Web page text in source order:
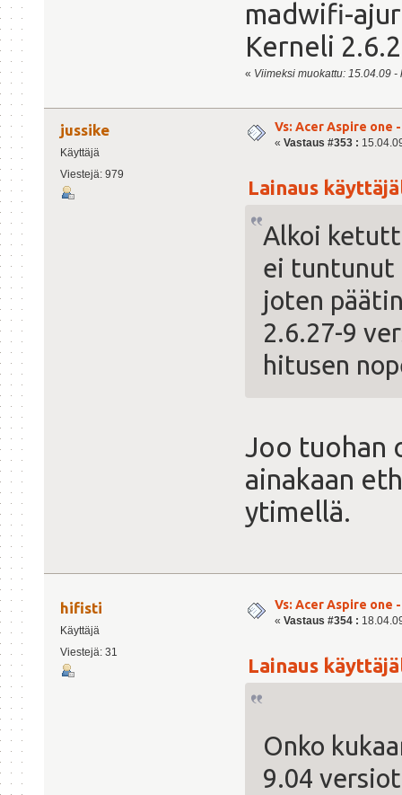
madwifi-
Kerneli
« Viimeksi muokattu: 15.04.09
jussike
Käyttäjä
Viestejä: 979
Vs: Acer Aspire one
« Vastaus #353 :
Lainaus
Alkoi
ei
joten
2.6.27-9
hitusen
Joo tuohan
ainakaan
ytimellä.
hifisti
Käyttäjä
Viestejä: 31
Vs: Acer Aspire one
« Vastaus #354 :
Lainaus
Onko
9.04